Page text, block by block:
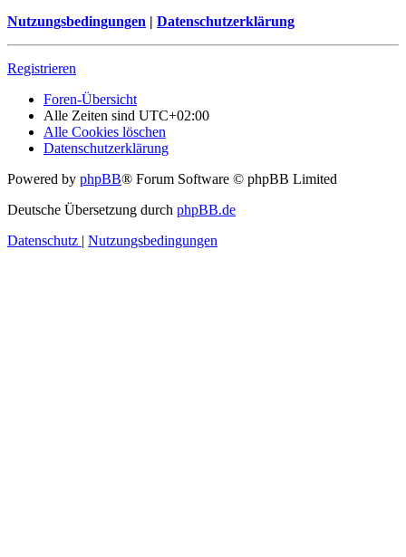
Nutzungsbedingungen | Datenschutzerklärung
Registrieren
Foren-Übersicht
Alle Zeiten sind UTC+02:00
Alle Cookies löschen
Datenschutzerklärung
Powered by phpBB® Forum Software © phpBB Limited
Deutsche Übersetzung durch phpBB.de
Datenschutz | Nutzungsbedingungen